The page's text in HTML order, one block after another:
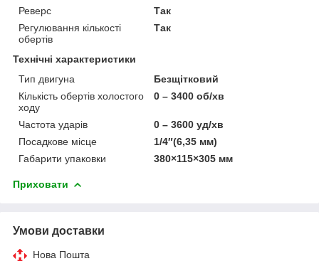
Реверс
Так
Регулювання кількості
обертів
Так
Технічні характеристики
Тип двигуна
Безщітковий
Кількість обертів холостого
ходу
0 – 3400 об/хв
Частота ударів
0 – 3600 уд/хв
Посадкове місце
1/4″(6,35 мм)
Габарити упаковки
380×115×305 мм
Приховати
Умови доставки
Нова Пошта